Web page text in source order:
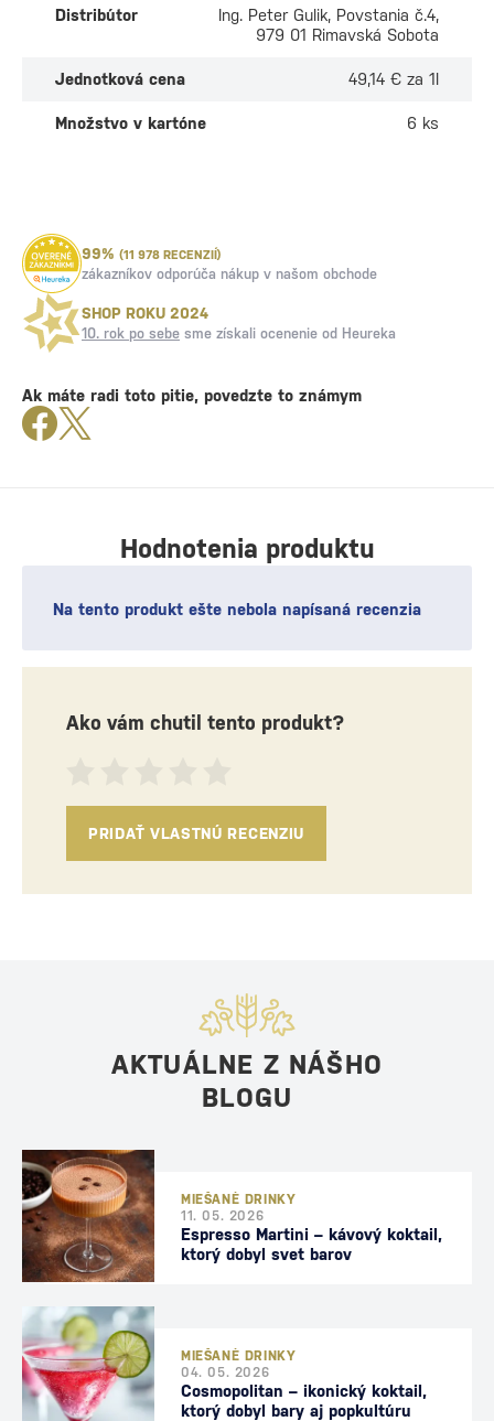
Distribútor
Ing. Peter Gulik, Povstania č.4,
979 01 Rimavská Sobota
Jednotková cena 49,14 € za 1l
Množstvo v kartóne 6 ks
Hodnotenia produktu
Na tento produkt ešte nebola napísaná recenzia
Ako vám chutil tento produkt?
PRIDAŤ VLASTNÚ RECENZIU
99% (11 978 RECENZIÍ)
zákazníkov odporúča nákup v našom obchode
SHOP ROKU 2024
10. rok po sebe sme získali ocenenie od Heureka
Ak máte radi toto pitie, povedzte to známym
AKTUÁLNE Z NÁŠHO
BLOGU
MIEŠANÉ DRINKY
11. 05. 2026
Espresso Martini – kávový koktail,
ktorý dobyl svet barov
MIEŠANÉ DRINKY
04. 05. 2026
Cosmopolitan – ikonický koktail,
ktorý dobyl bary aj popkultúru